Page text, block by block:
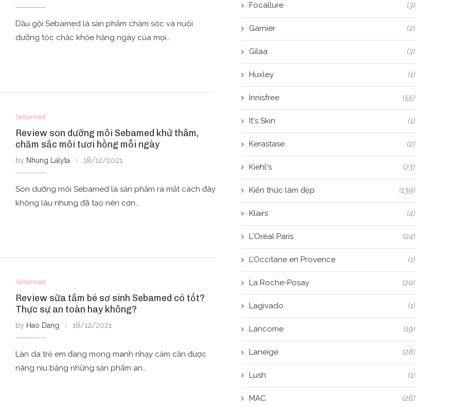
Dầu gội Sebamed là sản phẩm chăm sóc và nuôi
dưỡng tóc chắc khỏe hằng ngày của mọi…
Sebamed
Review son dưỡng môi Sebamed khử thâm,
chăm sắc môi tươi hồng mỗi ngày
by Nhung Lalyta 18/12/2021
Son dưỡng môi Sebamed là sản phẩm ra mắt cách đây
không lâu nhưng đã tạo nên cơn…
Sebamed
Review sữa tắm bé sơ sinh Sebamed có tốt?
Thực sự an toàn hay không?
by Hao Dang 18/12/2021
Làn da trẻ em đang mong manh nhạy cảm cần được
nâng niu bằng những sản phẩm an…
Focallure (3)
Garnier (2)
Gilaa (3)
Huxley (1)
Innisfree (55)
It's Skin (1)
Kerastase (2)
Kiehl's (23)
Kiến thức làm đẹp (139)
Klairs (4)
L'Oréal Paris (24)
L’Occitane en Provence (1)
La Roche-Posay (20)
Lagivado (1)
Lancome (19)
Laneige (28)
Lush (1)
MAC (26)